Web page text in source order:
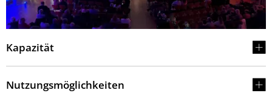
Kapazität
Nutzungsmöglichkeiten